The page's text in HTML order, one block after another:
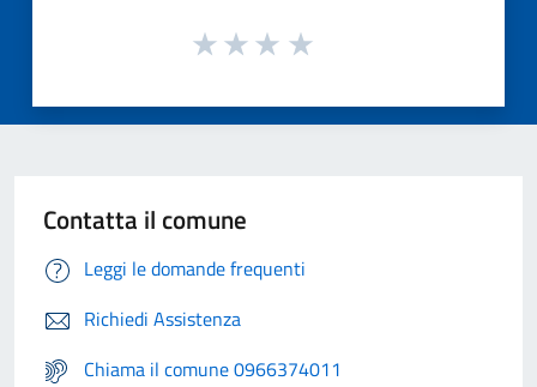
Contatta il comune
Leggi le domande frequenti
Richiedi Assistenza
Chiama il comune 0966374011